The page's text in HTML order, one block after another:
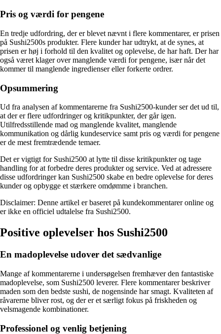
Pris og værdi for pengene
En tredje udfordring, der er blevet nævnt i flere kommentarer, er prisen
på Sushi2500s produkter. Flere kunder har udtrykt, at de synes, at
prisen er høj i forhold til den kvalitet og oplevelse, de har haft. Der har
også været klager over manglende værdi for pengene, især når det
kommer til manglende ingredienser eller forkerte ordrer.
Opsummering
Ud fra analysen af kommentarerne fra Sushi2500-kunder ser det ud til,
at der er flere udfordringer og kritikpunkter, der går igen.
Utilfredsstillende mad og manglende kvalitet, manglende
kommunikation og dårlig kundeservice samt pris og værdi for pengene
er de mest fremtrædende temaer.
Det er vigtigt for Sushi2500 at lytte til disse kritikpunkter og tage
handling for at forbedre deres produkter og service. Ved at adressere
disse udfordringer kan Sushi2500 skabe en bedre oplevelse for deres
kunder og opbygge et stærkere omdømme i branchen.
Disclaimer: Denne artikel er baseret på kundekommentarer online og
er ikke en officiel udtalelse fra Sushi2500.
Positive oplevelser hos Sushi2500
En madoplevelse udover det sædvanlige
Mange af kommentarerne i undersøgelsen fremhæver den fantastiske
madoplevelse, som Sushi2500 leverer. Flere kommentarer beskriver
maden som den bedste sushi, de nogensinde har smagt. Kvaliteten af
råvarerne bliver rost, og der er et særligt fokus på friskheden og
velsmagende kombinationer.
Professionel og venlig betjening